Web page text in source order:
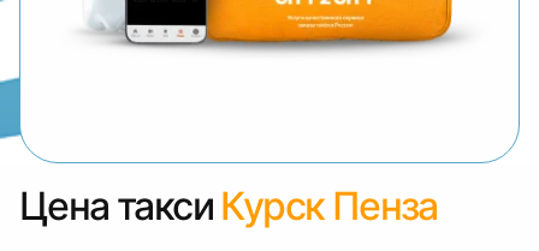
Цена такси Курск Пенза